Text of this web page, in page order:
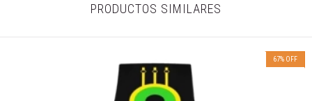
PRODUCTOS SIMILARES
67% OFF